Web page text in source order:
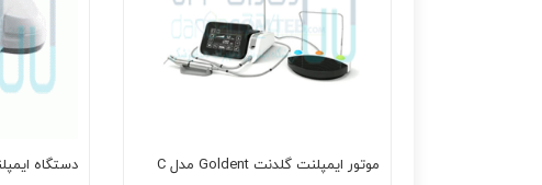
موتور ایمپلنت گلدنت Goldent مدل C